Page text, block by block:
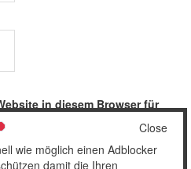
in diesem Browser für
speichern.
Close
wie möglich einen Adblocker
damit die Ihren